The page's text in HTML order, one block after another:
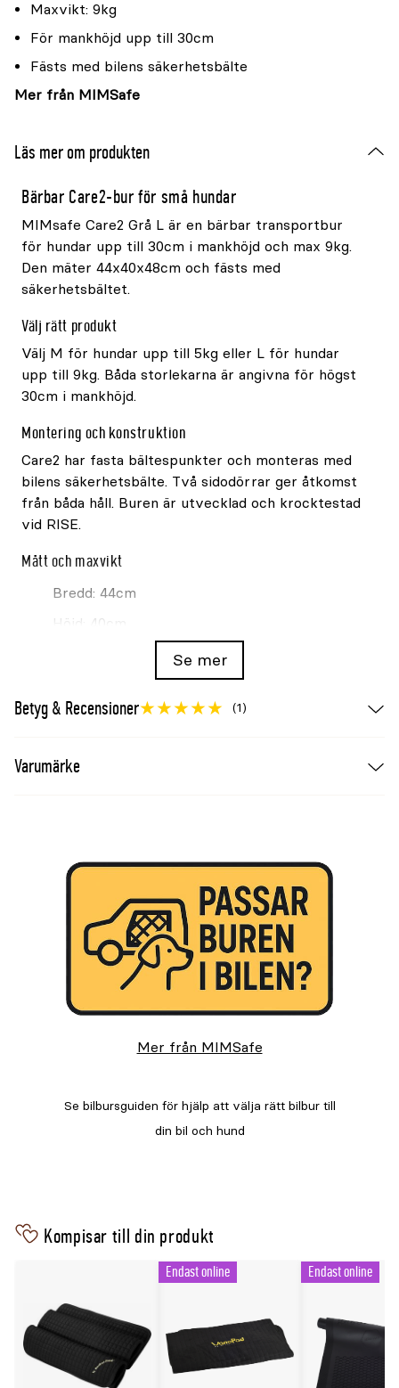
Maxvikt: 9kg
För mankhöjd upp till 30cm
Fästs med bilens säkerhetsbälte
Mer från MIMSafe
Läs mer om produkten
Bärbar Care2-bur för små hundar
MIMsafe Care2 Grå L är en bärbar transportbur
för hundar upp till 30cm i mankhöjd och max 9kg.
Den mäter 44x40x48cm och fästs med
säkerhetsbältet.
Välj rätt produkt
Välj M för hundar upp till 5kg eller L för hundar
upp till 9kg. Båda storlekarna är angivna för högst
30cm i mankhöjd.
Montering och konstruktion
Care2 har fasta bältespunkter och monteras med
bilens säkerhetsbälte. Två sidodörrar ger åtkomst
från båda håll. Buren är utvecklad och krocktestad
vid RISE.
Mått och maxvikt
Bredd: 44cm
Höjd: 40cm
Angiven mankhöjd: upp till 30cm
Se mer
Betyg & Recensioner (1)
Varumärke
Mer från MIMSafe
Kompisar till din produkt
Endast online Endast online